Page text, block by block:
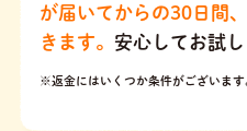
が届いてからの30日間
きます。 安心してお試し
※返金にはいくつか条件がございます